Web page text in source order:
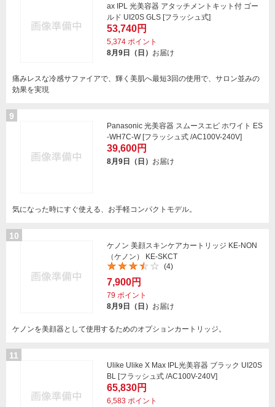
ax IPL 光美容器 アタッチメントキット付 ゴー
ルド UI20S GLS [フラッシュ式]
53,740円
5,374 ポイント
8月9日（日） お届け
痛みレスな冷感サファイアで、輝く美肌へ最短3回の使用で、サロン並みの
効果を実現
9
Panasonic 光美容器 スムースエピ ホワイト ES
-WH7C-W [フラッシュ式 /AC100V-240V]
39,600円
8月9日（日） お届け
気になった時にすぐ使える、お手軽コンパクトモデル。
10
ケノン 美顔スキンケアカートリッジ KE-NON
（ケノン） KE-SKCT
(4)
7,900円
79 ポイント
8月9日（日） お届け
ケノンを美顔器として使用するためのオプションカートリッジ。
11
Ulike Ulike X Max IPL光美容器 ブラック UI20S
BL [フラッシュ式 /AC100V-240V]
65,830円
6,583 ポイント